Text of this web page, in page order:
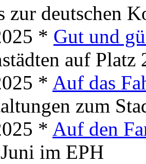
zur deutschen
* Gut und
auf Platz
* Auf das
zum
* Auf den
im EPH